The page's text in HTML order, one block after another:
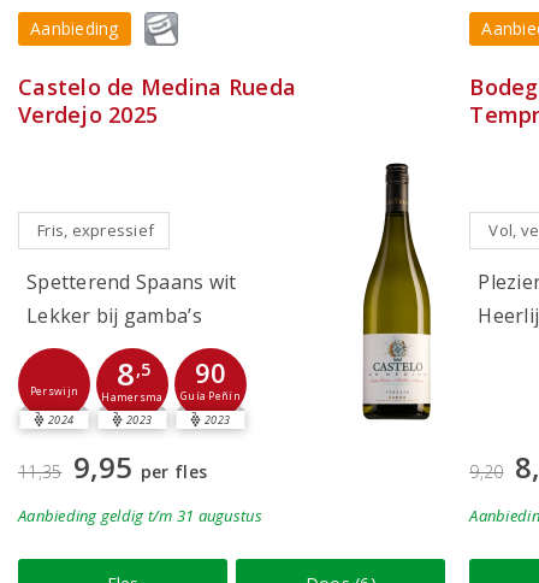
Aanbieding
Castelo de Medina Rueda
Verdejo 2025
Fris, expressief
Spetterend Spaans wit
Lekker bij gamba’s
Perswijn
2024
8,5
Hamersma
2023
90
Guía Peñín
2023
11,35 9,95 per fles
Aanbieding geldig t/m 31 augustus
Vol,
9,20